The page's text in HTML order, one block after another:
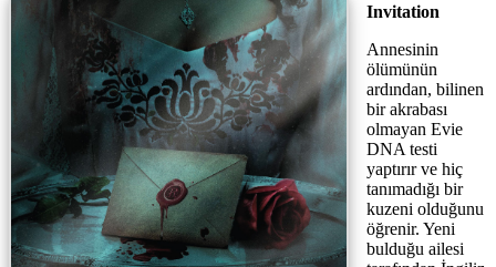
Invitation
Annesinin
ölümünün
ardından, bilinen
bir akrabası
olmayan Evie
DNA testi
yaptırır ve hiç
tanımadığı bir
kuzeni olduğunu
öğrenir. Yeni
bulduğu ailesi